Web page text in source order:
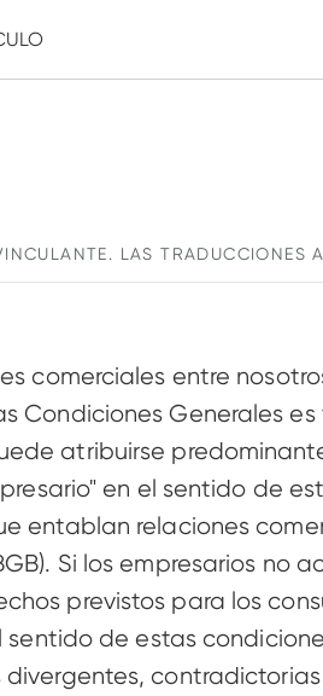
LAS TRADUCCIONES
comerciales entre
Condiciones Generales
atribuirse
en el sentido de
entablan relaciones
Si los empresarios no
previstos para los
de estas
divergentes,